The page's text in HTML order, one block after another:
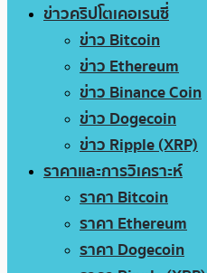
ข่าวคริปโตเคอเรนซี่
ข่าว Bitcoin
ข่าว Ethereum
ข่าว Binance Coin
ข่าว Dogecoin
ข่าว Ripple (XRP)
ราคาและการวิเคราะห์
ราคา Bitcoin
ราคา Ethereum
ราคา Dogecoin